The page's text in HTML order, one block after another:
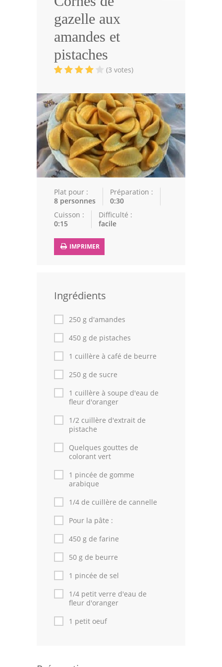
Volailles
Cuisines Orientales
Recettes marocaine
Cuisine Tunisienne
Cuisine Juive
Cuisine Libanaise
Articles
Actualités
Astuces de cuisine
Leçons de cuisine
Forum
Thèmes
Espace Personnel
gazelle aux
amandes et
pistaches
(3 votes)
Plat pour :
8 personnes
Préparation :
0:30
Cuisson :
0:15
Difficulté :
facile
IMPRIMER
Ingrédients
250 g d'amandes
450 g de pistaches
1 cuillère à café de beurre
250 g de sucre
1 cuillère à soupe d'eau de
fleur d'oranger
1/2 cuillère d'extrait de
pistache
Quelques gouttes de
colorant vert
1 pincée de gomme
arabique
1/4 de cuillère de cannelle
Pour la pâte :
450 g de farine
50 g de beurre
1 pincée de sel
1/4 petit verre d'eau de
fleur d'oranger
1 petit oeuf